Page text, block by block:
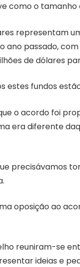
como o tamanho
representam
ano passado,
de dólares
estes fundos
o acordo foi
era diferente
precisávamos
oposição ao
reuniram-se
ideias e